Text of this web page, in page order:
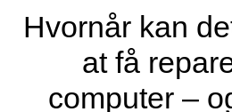
Hvornår kan
at få
computer –